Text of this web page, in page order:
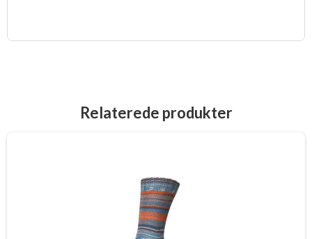
Relaterede produkter